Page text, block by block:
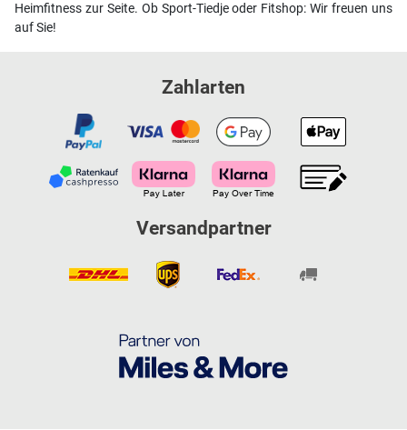
Heimfitness zur Seite. Ob Sport-Tiedje oder Fitshop: Wir freuen uns
auf Sie!
Zahlarten
Versandpartner